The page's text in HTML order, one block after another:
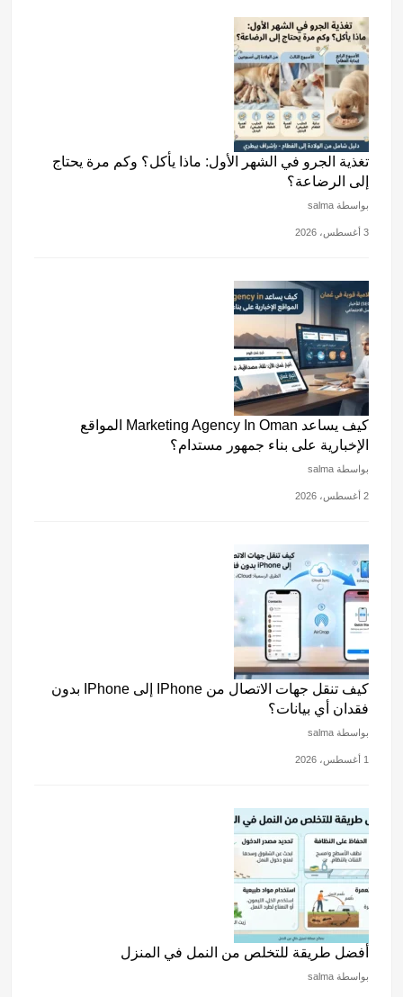
تغذية الجرو في الشهر الأول: ماذا يأكل؟ وكم مرة يحتاج
إلى الرضاعة؟
بواسطة salma
3 أغسطس، 2026
كيف يساعد Marketing Agency In Oman المواقع
الإخبارية على بناء جمهور مستدام؟
بواسطة salma
2 أغسطس، 2026
كيف تنقل جهات الاتصال من IPhone إلى IPhone بدون
فقدان أي بيانات؟
بواسطة salma
1 أغسطس، 2026
أفضل طريقة للتخلص من النمل في المنزل
بواسطة salma